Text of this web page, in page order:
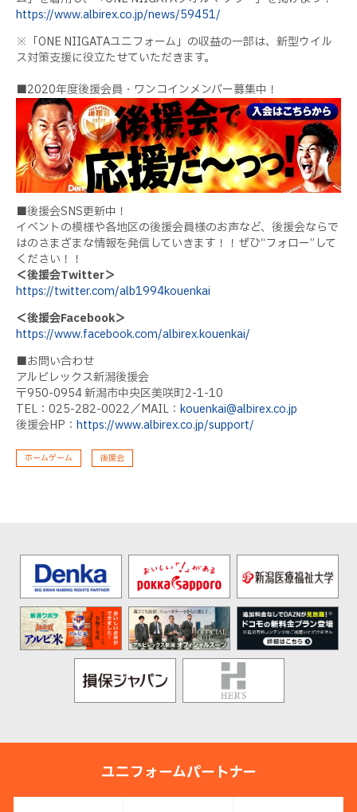
https://www.albirex.co.jp/news/59451/
※「ONE NIIGATAユニフォーム」の収益の一部は、新型ウイル
ス対策支援に役立たせていただきます。
■2020年度後援会員・ワンコインメンバー募集中！
■後援会SNS更新中！
イベントの模様や各地区の後援会員様のお声など、後援会ならで
はのさまざまな情報を発信していきます！！ぜひ“フォロー”して
ください！！
＜後援会Twitter＞
https://twitter.com/alb1994kouenkai
＜後援会Facebook＞
https://www.facebook.com/albirex.kouenkai/
■お問い合わせ
アルビレックス新潟後援会
〒950-0954新潟市中央区美咲町2-1-10
TEL ： 025-282-0022／MAIL ： kouenkai@albirex.co.jp
後援会HP ： https://www.albirex.co.jp/support/
ホームゲーム 後援会
ユニフォームパートナー